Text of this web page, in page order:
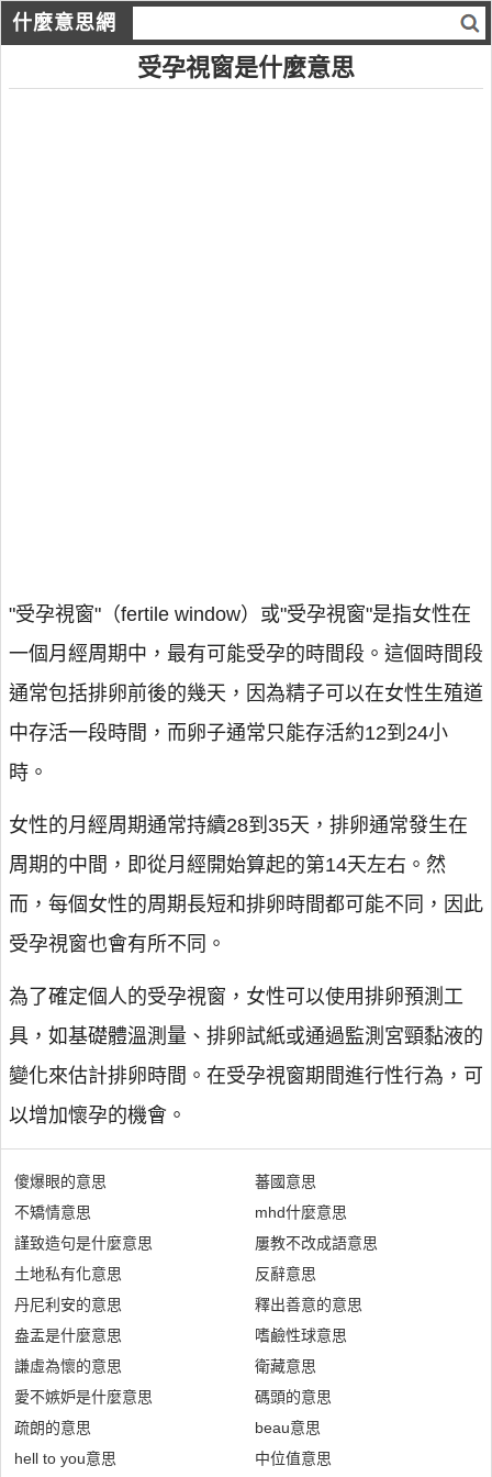
什麼意思網
受孕視窗是什麼意思
"受孕視窗"（fertile window）或"受孕視窗"是指女性在
一個月經周期中，最有可能受孕的時間段。這個時間段
通常包括排卵前後的幾天，因為精子可以在女性生殖道
中存活一段時間，而卵子通常只能存活約12到24小
時。
女性的月經周期通常持續28到35天，排卵通常發生在
周期的中間，即從月經開始算起的第14天左右。然
而，每個女性的周期長短和排卵時間都可能不同，因此
受孕視窗也會有所不同。
為了確定個人的受孕視窗，女性可以使用排卵預測工
具，如基礎體溫測量、排卵試紙或通過監測宮頸黏液的
變化來估計排卵時間。在受孕視窗期間進行性行為，可
以增加懷孕的機會。
傻爆眼的意思
不矯情意思
謹致造句是什麼意思
土地私有化意思
丹尼利安的意思
盎盂是什麼意思
謙虛為懷的意思
愛不嫉妒是什麼意思
疏朗的意思
hell to you意思
蕃國意思
mhd什麼意思
屢教不改成語意思
反辭意思
釋出善意的意思
嗜鹼性球意思
衛藏意思
碼頭的意思
beau意思
中位值意思